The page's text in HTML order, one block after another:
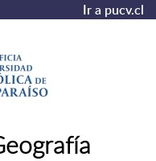
Ir a pucv.cl